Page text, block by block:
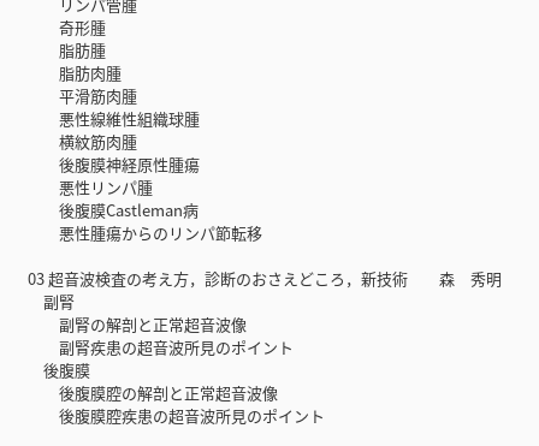
奇形腫
脂肪腫
脂肪肉腫
平滑筋肉腫
悪性線維性組織球腫
横紋筋肉腫
後腹膜神経原性腫瘍
悪性リンパ腫
後腹膜Castleman病
悪性腫瘍からのリンパ節転移
03 超音波検査の考え方，診断のおさえどころ，新技術 森 秀明
副腎
副腎の解剖と正常超音波像
副腎疾患の超音波所見のポイント
後腹膜
後腹膜腔の解剖と正常超音波像
後腹膜腔疾患の超音波所見のポイント